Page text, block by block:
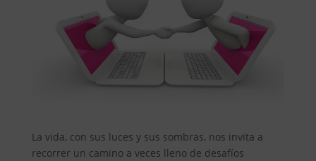
La vida, con sus luces y sus sombras, nos invita a
recorrer un camino a veces lleno de desafíos